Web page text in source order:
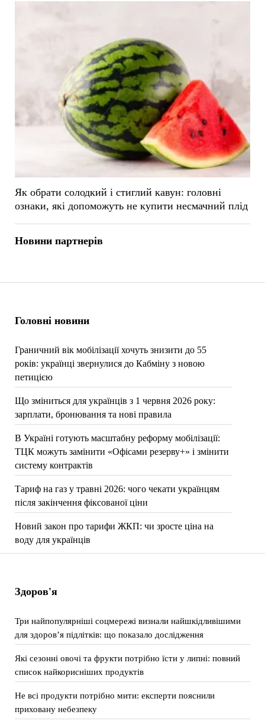
Головні новини
Граничний вік мобілізації хочуть знизити до 55
років: українці звернулися до Кабміну з новою
петицією
Що зміниться для українців з 1 червня 2026 року:
зарплати, бронювання та нові правила
В Україні готують масштабну реформу мобілізації:
ТЦК можуть замінити «Офісами резерву+» і змінити
систему контрактів
Тариф на газ у травні 2026: чого чекати українцям
після закінчення фіксованої ціни
Новий закон про тарифи ЖКП: чи зросте ціна на
воду для українців
Як обрати солодкий і стиглий кавун: головні
ознаки, які допоможуть не купити несмачний плід
Новини партнерів
Здоров'я
Три найпопулярніші соцмережі визнали найшкідливішими
для здоров’я підлітків: що показало дослідження
Які сезонні овочі та фрукти потрібно їсти у липні: повний
список найкорисніших продуктів
Не всі продукти потрібно мити: експерти пояснили
приховану небезпеку